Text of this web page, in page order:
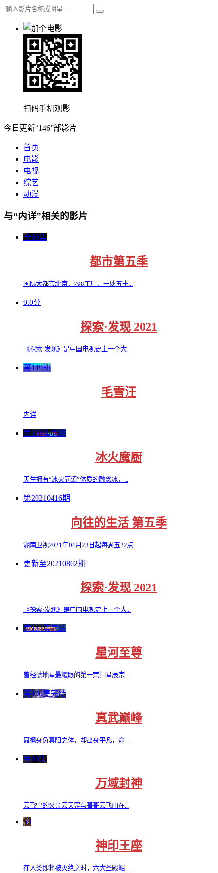
扫码手机观影
今日更新“146”部影片
首页
电影
电视
综艺
动漫
与“内详”相关的影片
全60集
都市第五季
国际大都市北京，798工厂，一处五十...
9.0分
探索·发现 2021
《探索·发现》是中国电视史上一个大...
第149期
毛雪汪
内详
第156集完结
冰火魔厨
天生拥有“冰火同源”体质的融念冰，...
第20210416期
向往的生活 第五季
湖南卫视2021年04月23日起每周五22点
更新至20210802期
探索·发现 2021
《探索·发现》是中国电视史上一个大...
第157集完结
星河至尊
曾经蓝地星最耀眼的第一宗门星辰宗...
第196集完结
真武巅峰
聂枫身负真阳之体，却出身平凡，命...
第60集
万域封神
云飞雪的父亲云天罡与哥哥云飞山在...
59
神印王座
在人类即将被灭绝之时，六大圣殿崛...